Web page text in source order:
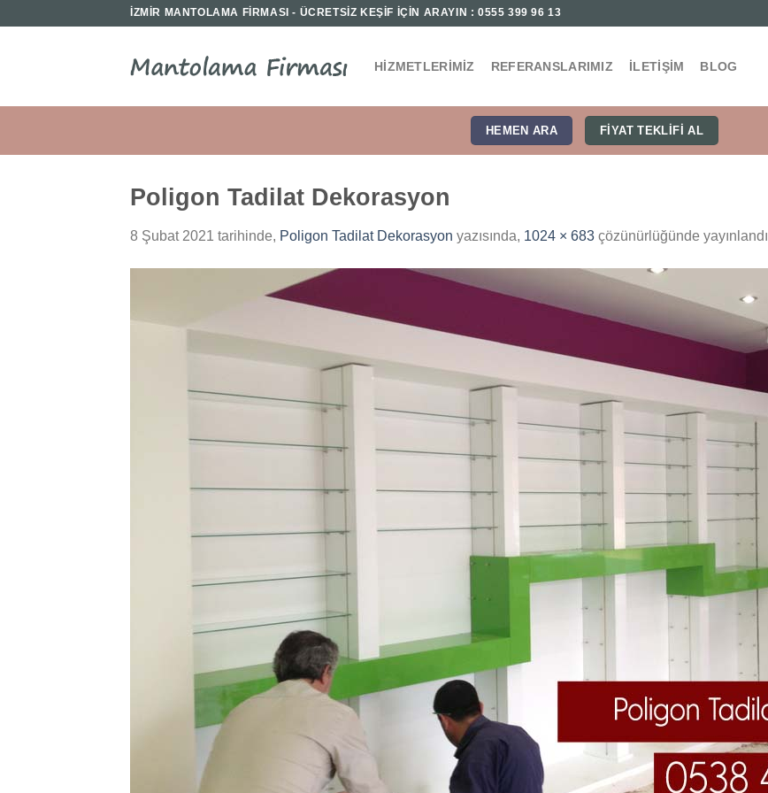
İZMİR MANTOLAMA FİRMASI - ÜCRETSİZ KEŞİF İÇİN ARAYIN : 0555 399 96 13
HIZMETLERIMIZ REFERANSLARIMIZ İLETIŞIM BLOG
HEMEN ARA FIYAT TEKLIFI AL
Poligon Tadilat Dekorasyon
8 Şubat 2021 tarihinde, Poligon Tadilat Dekorasyon yazısında, 1024 × 683 çözünürlüğünde yayınlandı